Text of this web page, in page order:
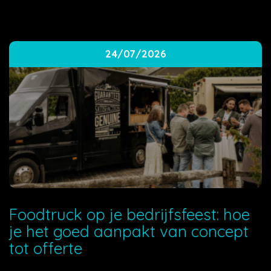
24/07/2026
Foodtruck op je bedrijfsfeest: hoe
je het goed aanpakt van concept
tot offerte